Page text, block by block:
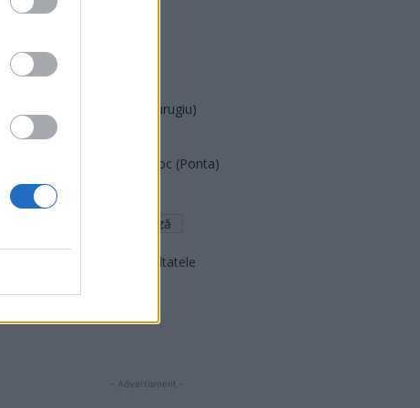
PNȚCD (Pavelescu)
PNCR (Terheș)
Partidul Patrioților (Surugiu)
FAR (Coarnă)
România pe Primul Loc (Ponta)
Altul
Arată rezultatele
- Advertisment -